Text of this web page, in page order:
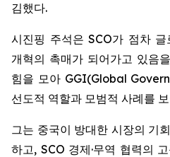
김했다.
시진핑 주석은 SCO가 점차
개혁의 촉매가 되어가고 있음
힘을 모아 GGI(Global
선도적 역할과 모범적 사례를
그는 중국이 방대한 시장의 기
하고, SCO 경제·무역 협력의